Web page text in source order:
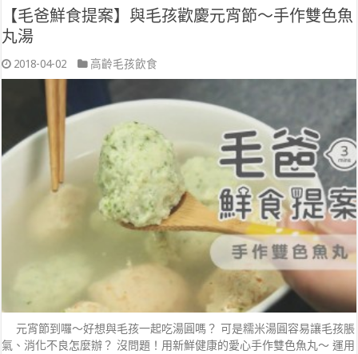
【毛爸鮮食提案】與毛孩歡慶元宵節～手作雙色魚
丸湯
2018-04-02 高齡毛孩飲食
元宵節到囉～好想與毛孩一起吃湯圓嗎？ 可是糯米湯圓容易讓毛孩脹
氣、消化不良怎麼辦？ 沒問題！用新鮮健康的愛心手作雙色魚丸～ 運用